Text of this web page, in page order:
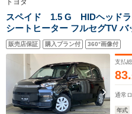
スペイド 1.5 G HIDヘッドライト パワースラ
シートヒーター フルセグTV
ブレーキ 車線逸脱警報 オート
ETC 横滑り防止 CD DVD再生
テリモ
販売店保証 購入プラン付 360°画像付
支払
83.
通常
年式